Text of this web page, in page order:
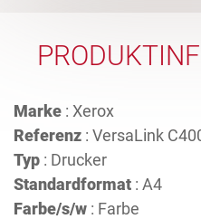
Marke : Xerox
Referenz : VersaLink
Typ : Drucker
Standardformat : A4
Farbe/s/w : Farbe